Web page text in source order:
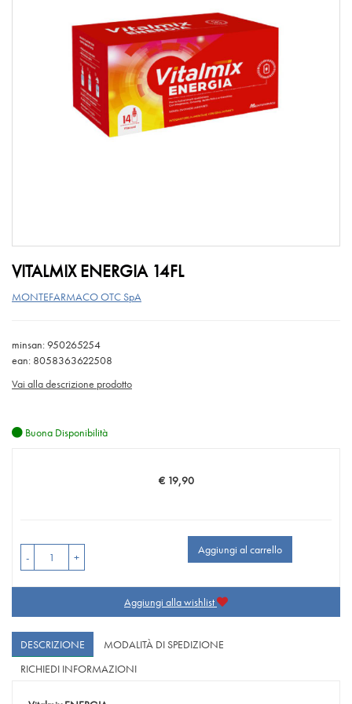
VITALMIX ENERGIA 14FL
MONTEFARMACO OTC SpA
minsan: 950265254
ean: 8058363622508
Vai alla descrizione prodotto
Buona Disponibilità
Prezzo
€ 19,90
- +
Aggiungi al carrello
Aggiungi alla wishlist
DESCRIZIONE
MODALITÀ DI SPEDIZIONE
RICHIEDI INFORMAZIONI